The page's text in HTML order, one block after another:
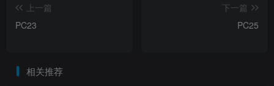
上一篇
PC23
下一篇
PC25
相关推荐